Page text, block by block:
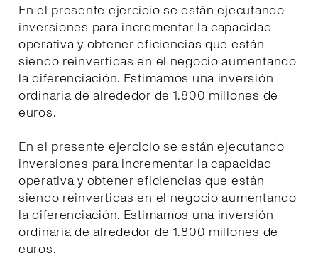
En el presente ejercicio se están ejecutando
inversiones para incrementar la capacidad
operativa y obtener eficiencias que están
siendo reinvertidas en el negocio aumentando
la diferenciación. Estimamos una inversión
ordinaria de alrededor de 1.800 millones de
euros.
En el presente ejercicio se están ejecutando
inversiones para incrementar la capacidad
operativa y obtener eficiencias que están
siendo reinvertidas en el negocio aumentando
la diferenciación. Estimamos una inversión
ordinaria de alrededor de 1.800 millones de
euros.